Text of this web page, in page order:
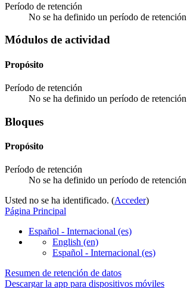
Período de retención
No se ha definido un período de retención
Módulos de actividad
Propósito
Período de retención
No se ha definido un período de retención
Bloques
Propósito
Período de retención
No se ha definido un período de retención
Usted no se ha identificado. (Acceder)
Página Principal
Español - Internacional ‎(es)‎
English ‎(en)‎
Español - Internacional ‎(es)‎
Resumen de retención de datos
Descargar la app para dispositivos móviles